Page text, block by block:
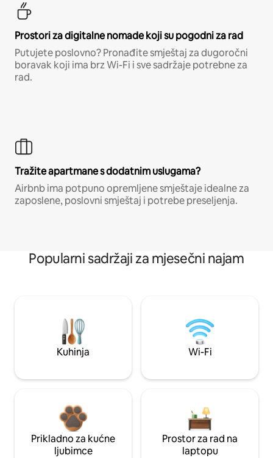
Prostori za digitalne nomade koji su pogodni za rad
Putujete poslovno? Pronađite smještaj za dugoročni
boravak koji ima brz Wi-Fi i sve sadržaje potrebne za
rad.
Tražite apartmane s dodatnim uslugama?
Airbnb ima potpuno opremljene smještaje idealne za
zaposlene, poslovni smještaj i potrebe preseljenja.
Popularni sadržaji za mjesečni najam
Kuhinja Wi-Fi
Prikladno za kućne
ljubimce
Prostor za rad na
laptopu